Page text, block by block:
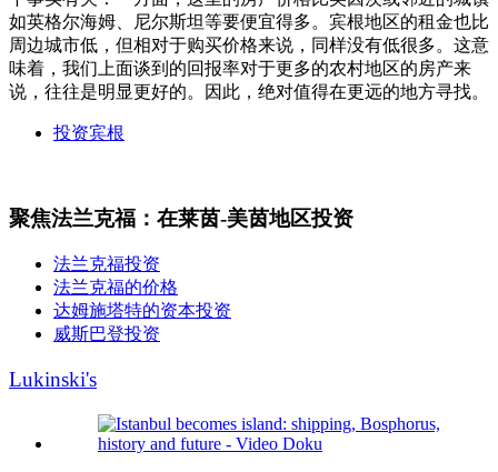
如英格尔海姆、尼尔斯坦等要便宜得多。宾根地区的租金也比
周边城市低，但相对于购买价格来说，同样没有低很多。这意
味着，我们上面谈到的回报率对于更多的农村地区的房产来
说，往往是明显更好的。因此，绝对值得在更远的地方寻找。
投资宾根
聚焦法兰克福：在莱茵-美茵地区投资
法兰克福投资
法兰克福的价格
达姆施塔特的资本投资
威斯巴登投资
Lukinski's